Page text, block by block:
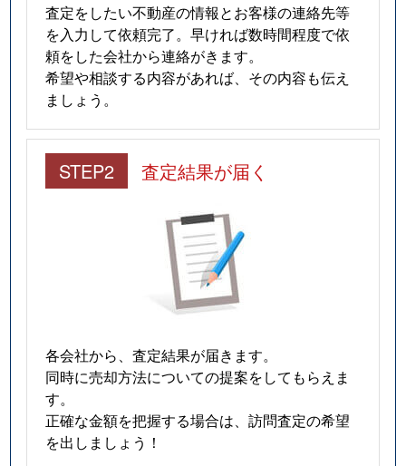
査定をしたい不動産の情報とお客様の連絡先等
を入力して依頼完了。早ければ数時間程度で依
頼をした会社から連絡がきます。
希望や相談する内容があれば、その内容も伝え
ましょう。
STEP2 査定結果が届く
各会社から、査定結果が届きます。
同時に売却方法についての提案をしてもらえま
す。
正確な金額を把握する場合は、訪問査定の希望
を出しましょう！